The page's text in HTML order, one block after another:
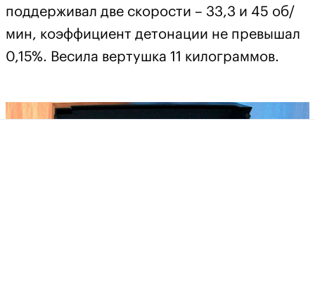
поддерживал две скорости – 33,3 и 45 об/
мин, коэффициент детонации не превышал
0,15%. Весила вертушка 11 килограммов.